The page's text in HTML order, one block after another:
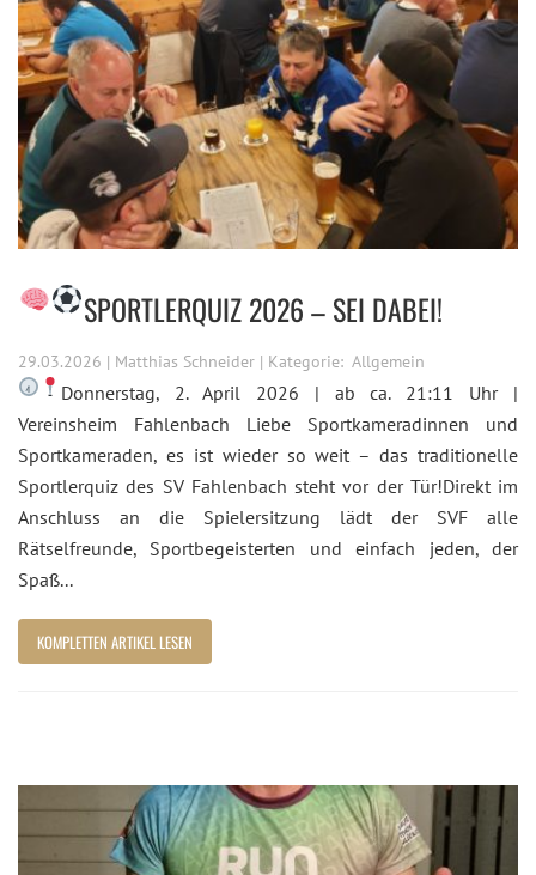
SPORTLERQUIZ 2026 – SEI DABEI!
29.03.2026 | Matthias Schneider | Kategorie: Allgemein
Donnerstag, 2. April 2026 | ab ca. 21:11 Uhr |
Vereinsheim Fahlenbach Liebe Sportkameradinnen und
Sportkameraden, es ist wieder so weit – das traditionelle
Sportlerquiz des SV Fahlenbach steht vor der Tür!Direkt im
Anschluss an die Spielersitzung lädt der SVF alle
Rätselfreunde, Sportbegeisterten und einfach jeden, der
Spaß...
KOMPLETTEN ARTIKEL LESEN